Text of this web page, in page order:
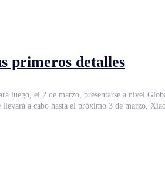
primeros detalles
luego, el 2 de marzo, presentarse a nivel